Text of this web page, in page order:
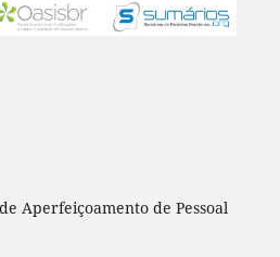
Aperfeiçoamento de Pessoal